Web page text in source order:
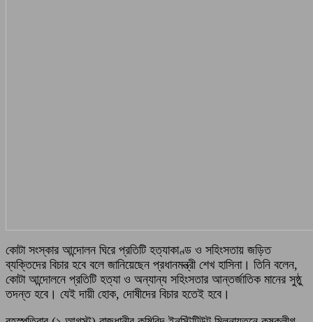
কোটা সংস্কার আন্দোলন ঘিরে প্রতিটি হত্যাকাণ্ড ও সহিংসতায় জড়িত
ব্যক্তিদের বিচার হবে বলে জানিয়েছেন প্রধানমন্ত্রী শেখ হাসিনা। তিনি বলেন,
কোটা আন্দোলনে প্রতিটি হত্যা ও অন্যান্য সহিংসতার আন্তর্জাতিক মানের সুষ্ঠু
তদন্ত হবে। যেই দায়ী হোক, দোষীদের বিচার হতেই হবে।